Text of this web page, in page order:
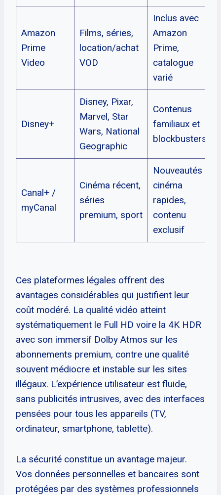
Amazon
Prime
Video
Films, séries,
location/achat
VOD
Inclus avec
Amazon
Prime,
catalogue
varié
Disney+
Disney, Pixar,
Marvel, Star
Wars, National
Geographic
Contenus
familiaux et
blockbusters
Canal+ /
myCanal
Cinéma récent,
séries
premium, sport
Nouveautés
cinéma
rapides,
contenu
exclusif
Ces plateformes légales offrent des
avantages considérables qui justifient leur
coût modéré. La qualité vidéo atteint
systématiquement le Full HD voire la 4K HDR
avec son immersif Dolby Atmos sur les
abonnements premium, contre une qualité
souvent médiocre et instable sur les sites
illégaux. L’expérience utilisateur est fluide,
sans publicités intrusives, avec des interfaces
pensées pour tous les appareils (TV,
ordinateur, smartphone, tablette).
La sécurité constitue un avantage majeur.
Vos données personnelles et bancaires sont
protégées par des systèmes professionnels